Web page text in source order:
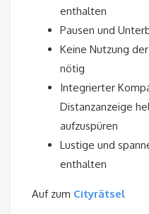
enthalten
Pausen und
Keine Nutzung
nötig
Integrierter
Distanzanzeige
aufzuspüren
Lustige und
enthalten
Auf zum Cityrätsel